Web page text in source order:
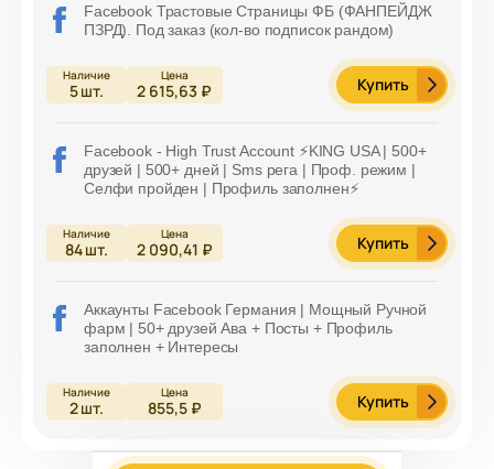
Facebook Трастовые Страницы ФБ (ФАНПЕЙДЖ
ПЗРД). Под заказ (кол-во подписок рандом)
5шт. 2 615,63 ₽ Купить
Facebook - High Trust Account ⚡️KING USA | 500+
друзей | 500+ дней | Sms рега | Проф. режим |
Селфи пройден | Профиль заполнен⚡️
84шт. 2 090,41 ₽ Купить
Аккаунты Facebook Германия | Мощный Ручной
фарм | 50+ друзей Ава + Посты + Профиль
заполнен + Интересы
2шт. 855,5 ₽ Купить